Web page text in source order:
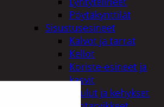
Pöytäkynttilät
Sisustusesineet
Kalvot ja tarrat
Kellot
Koriste-esineet ja
kasvit
Taulut ja kehykset